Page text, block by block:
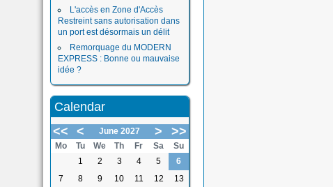
L'accès en Zone d'Accès
Restreint sans autorisation dans
un port est désormais un délit
Remorquage du MODERN
EXPRESS : Bonne ou mauvaise
idée ?
Calendar
<<
< June 2027 > >>
Mo Tu We Th Fr Sa
Su
1
2 3 4 5
6
7
8 9 10 11 12 13